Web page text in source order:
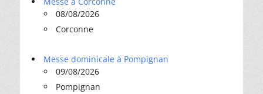
08/08/2026
Corconne
Messe dominicale à Pompignan
09/08/2026
Pompignan